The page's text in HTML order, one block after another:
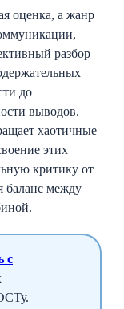
оценка, а жанр
разбор
до
выводов.
хаотичные
этих
критику от
баланс между
с